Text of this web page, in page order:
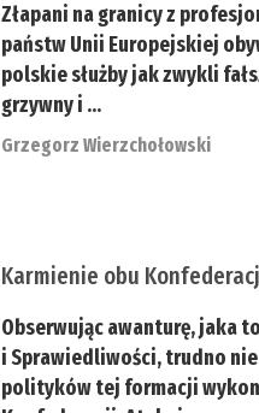
Złapani na granicy z
państw Unii Europejskiej
polskie służby jak zwykli
grzywny i ...
Grzegorz Wierzchołowski
Karmienie obu
Obserwując awanturę, jaka
i Sprawiedliwości, trudno nie
polityków tej formacji